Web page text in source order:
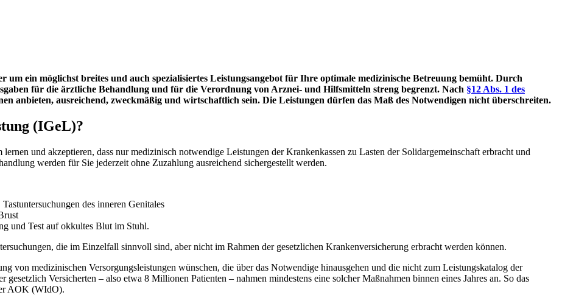
ein möglichst breites und auch spezialisiertes Leistungsangebot für Ihre optimale medizinische Betreuung bemüht. Durch
für die ärztliche Behandlung und für die Verordnung von Arznei- und Hilfsmitteln streng begrenzt. Nach §12 Abs. 1 des
anbieten, ausreichend, zweckmäßig und wirtschaftlich sein. Die Leistungen dürfen das Maß des Notwendigen nicht überschreiten.
(IGeL)?
lernen und akzeptieren, dass nur medizinisch notwendige Leistungen der Krankenkassen zu Lasten der Solidargemeinschaft erbracht und
werden für Sie jederzeit ohne Zuzahlung ausreichend sichergestellt werden.
des inneren Genitales
und Test auf okkultes Blut im Stuhl.
die im Einzelfall sinnvoll sind, aber nicht im Rahmen der gesetzlichen Krankenversicherung erbracht werden können.
von medizinischen Versorgungsleistungen wünschen, die über das Notwendige hinausgehen und die nicht zum Leistungskatalog der
Versicherten – also etwa 8 Millionen Patienten – nahmen mindestens eine solcher Maßnahmen binnen eines Jahres an. So das
AOK (WIdO).